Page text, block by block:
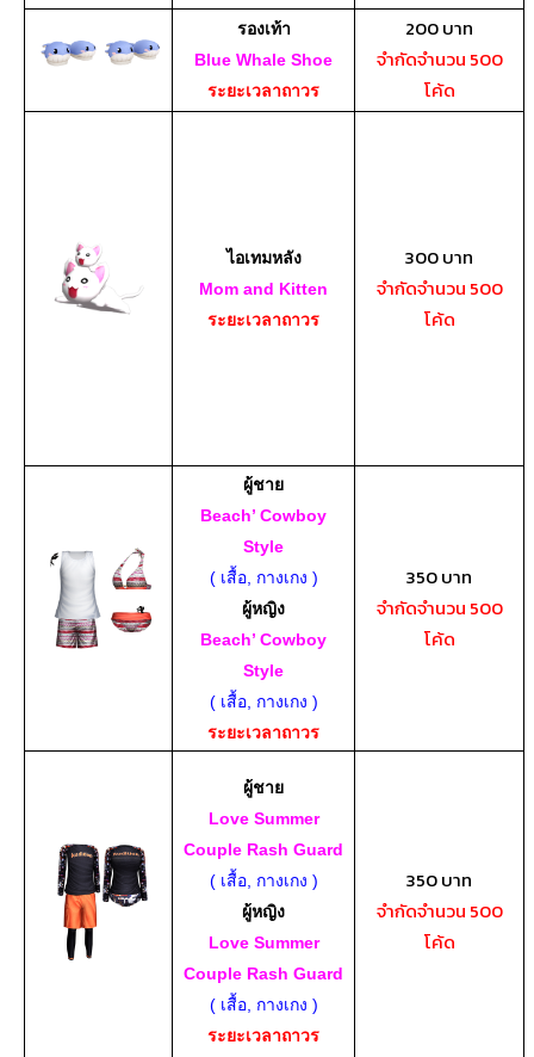
รองเท้า
Blue Whale Shoe
ระยะเวลาถาวร
200 บาท
จำกัดจำนวน 500
โค้ด
ไอเทมหลัง
Mom and Kitten
ระยะเวลาถาวร
300 บาท
จำกัดจำนวน 500
โค้ด
ผู้ชาย
Beach’ Cowboy
Style
( เสื้อ, กางเกง )
ผู้หญิง
Beach’ Cowboy
Style
( เสื้อ, กางเกง )
ระยะเวลาถาวร
350 บาท
จำกัดจำนวน 500
โค้ด
ผู้ชาย
Love Summer
Couple Rash Guard
( เสื้อ, กางเกง )
ผู้หญิง
Love Summer
Couple Rash Guard
( เสื้อ, กางเกง )
ระยะเวลาถาวร
350 บาท
จำกัดจำนวน 500
โค้ด